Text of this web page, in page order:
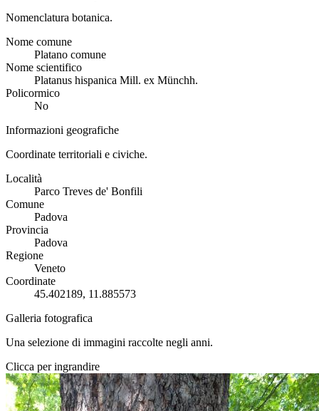
Nomenclatura botanica.
Nome comune
Platano comune
Nome scientifico
Platanus hispanica Mill. ex Münchh.
Policormico
No
Informazioni geografiche
Coordinate territoriali e civiche.
Località
Parco Treves de' Bonfili
Comune
Padova
Provincia
Padova
Regione
Veneto
Coordinate
45.402189, 11.885573
Galleria fotografica
Una selezione di immagini raccolte negli anni.
Clicca per ingrandire